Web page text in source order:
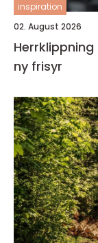
inspiration
02. August 2026
Herrklippning i
ny frisyr